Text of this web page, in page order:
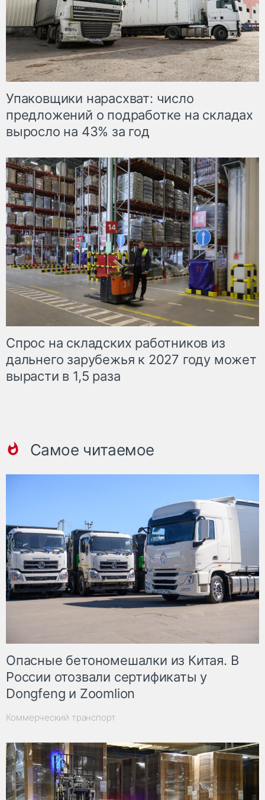
Упаковщики нарасхват: число
предложений о подработке на складах
выросло на 43% за год
Спрос на складских работников из
дальнего зарубежья к 2027 году может
вырасти в 1,5 раза
Самое читаемое
Опасные бетономешалки из Китая. В
России отозвали сертификаты у
Dongfeng и Zoomlion
Коммерческий транспорт